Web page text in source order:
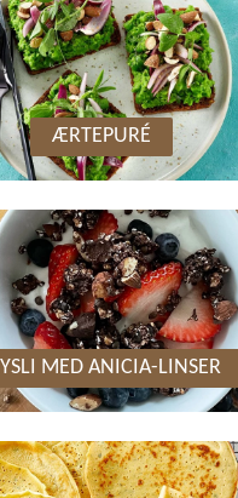
ÆRTEPURÉ
MED ANICIA-LINSER